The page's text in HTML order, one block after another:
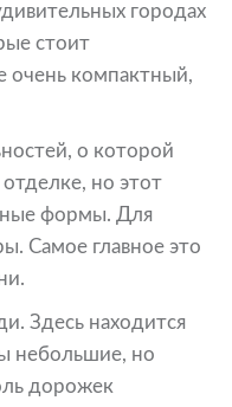
городах
стоит
очень компактный,
о которой
но этот
формы. Для
Самое главное это
Здесь находится
небольшие, но
дорожек